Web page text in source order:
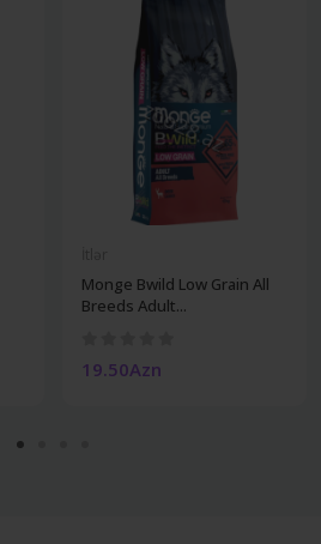
Monge Bwild Low Grain All
Breeds Adult...
19.50Azn